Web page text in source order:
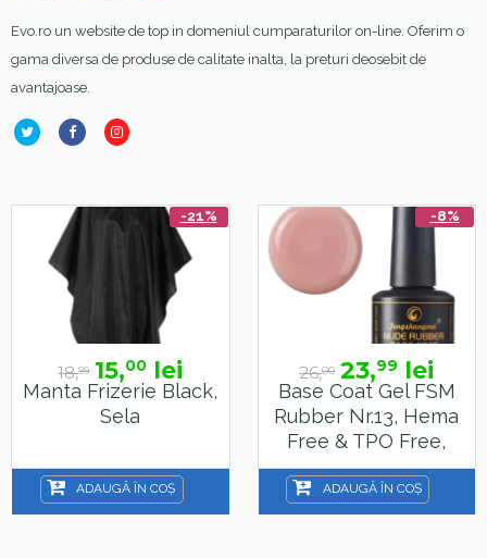
Evo.ro un website de top in domeniul cumparaturilor on-line. Oferim o
gama diversa de produse de calitate inalta, la preturi deosebit de
avantajoase.
-21%
18,99 15,00 lei
Manta Frizerie Black,
Sela
ADAUGĂ ÎN COȘ
-8%
26,00 23,99 lei
Base Coat Gel FSM
Rubber Nr.13, Hema
Free & TPO Free,
15ml
ADAUGĂ ÎN COȘ